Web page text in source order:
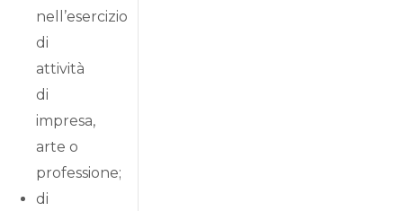
nell’esercizio
di
attività
di
impresa,
arte o
professione;
di